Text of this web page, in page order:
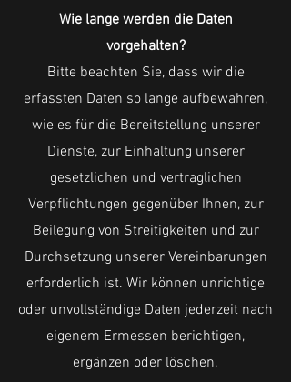
Wie lange werden die Daten
vorgehalten?
Bitte beachten Sie, dass wir die
erfassten Daten so lange aufbewahren,
wie es für die Bereitstellung unserer
Dienste, zur Einhaltung unserer
gesetzlichen und vertraglichen
Verpflichtungen gegenüber Ihnen, zur
Beilegung von Streitigkeiten und zur
Durchsetzung unserer Vereinbarungen
erforderlich ist. Wir können unrichtige
oder unvollständige Daten jederzeit nach
eigenem Ermessen berichtigen,
ergänzen oder löschen.